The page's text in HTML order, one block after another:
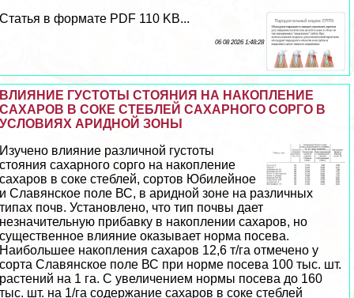
Статья в формате PDF 110 KB...
06 08 2026 1:48:28
ВЛИЯНИЕ ГУСТОТЫ СТОЯНИЯ НА НАКОПЛЕНИЕ
САХАРОВ В СОКЕ СТЕБЛЕЙ САХАРНОГО СОРГО В
УСЛОВИЯХ АРИДНОЙ ЗОНЫ
Изучено влияние различной густоты
стояния сахарного сорго на накопление
сахаров в соке стeблей, сортов Юбилейное
и Славянское поле ВС, в аридной зоне на различных
типах почв. Установлено, что тип почвы дает
незначительную прибавку в накоплении сахаров, но
существенное влияние оказывает норма посева.
Наибольшее накопления сахаров 12,6 т/га отмечено у
сорта Славянское поле ВС при норме посева 100 тыс. шт.
растений на 1 га. С увеличением нормы посева до 160
тыс. шт. на 1/га содержание сахаров в соке стeблей